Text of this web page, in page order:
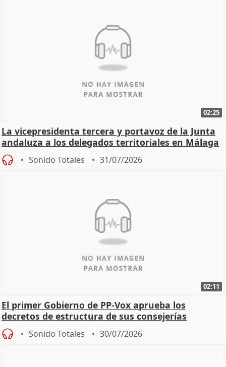
02:25
La vicepresidenta tercera y portavoz de la Junta
andaluza a los delegados territoriales en Málaga
Sonido Totales 31/07/2026
02:11
El primer Gobierno de PP-Vox aprueba los
decretos de estructura de sus consejerías
Sonido Totales 30/07/2026